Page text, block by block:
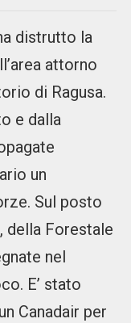
distrutto la
attorno
di Ragusa.
e dalla
un
Sul posto
della Forestale
nel
E’ stato
Canadair per